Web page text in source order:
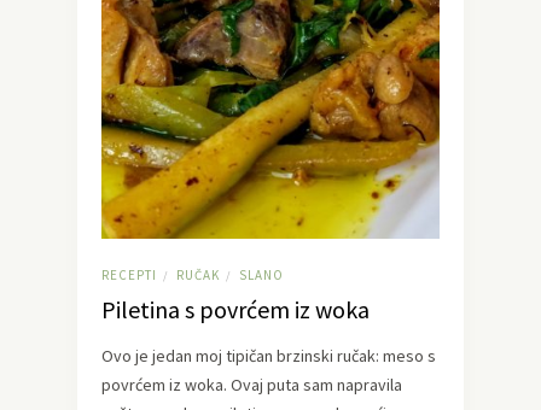
RECEPTI / RUČAK / SLANO
Piletina s povrćem iz woka
Ovo je jedan moj tipičan brzinski ručak: meso s
povrćem iz woka. Ovaj puta sam napravila